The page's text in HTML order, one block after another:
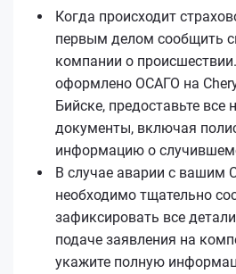
Когда происходит
первым делом сообщить
компании о
оформлено ОСАГО на
Бийске, предоставьте все
документы, включая
информацию о
В случае аварии с вашим
необходимо тщательно
зафиксировать все
подаче заявления на
укажите полную